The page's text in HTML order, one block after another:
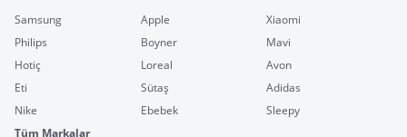
Samsung Apple
Xiaomi
Philips
Boyner
Mavi
Hotiç
Loreal
Avon
Eti
Sütaş
Adidas
Nike
Ebebek
Sleepy
Tüm Markalar